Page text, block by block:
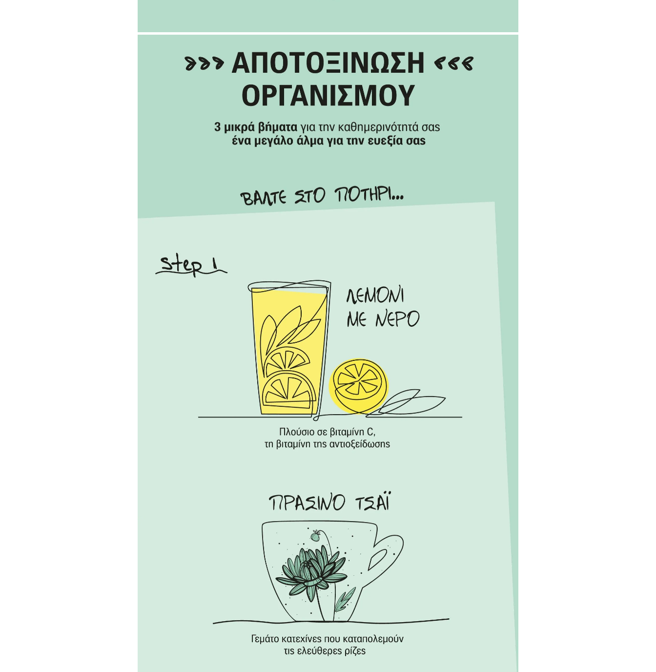
Εγκυμοσύνη, Βρεφική και Παιδική Φροντίδα
Περιποίηση Λιπαρού, με Τάση Ακμής Δέρματος
Ομοιοπαθητική
Στοματική Υγιεινή
ΕΓΓΡΑΦΗ